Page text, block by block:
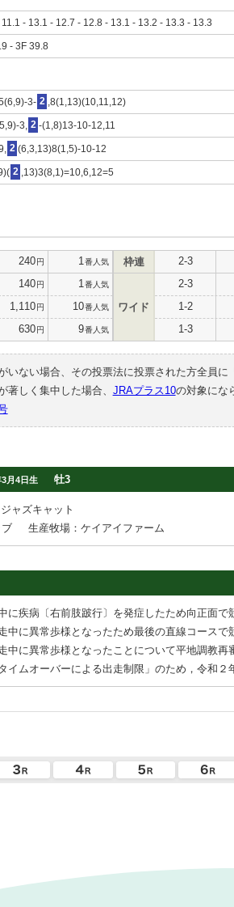
11.1 - 13.1 - 12.7 - 12.8 - 13.1 - 13.2 - 13.3 - 13.3
- 3F 39.8
3- 2 ,8(1,13)(10,11,12)
3, 2 -(1,8)13-10-12,11
2 (6,3,13)8(1,5)-10-12
2 ,13)3(8,1)=10,6,12=5
240円 1 番人気
140円 1 番人気
1,110円 10番人気
630円 9番人気
枠連 2-3
ワイド
2-3
1-2
1-3
いない場合、その投票法に投票された方全員に
著しく集中した場合、 JRAプラス10の対象にな
月4日生 牡3
ャズキャット
生産牧場：ケイアイファーム
に疾病〔右前肢跛行〕を発症したため向正面で
中に異常歩様となったため最後の直線コースで
中に異常歩様となったことについて平地調教再
イムオーバーによる出走制限」のため，令和２